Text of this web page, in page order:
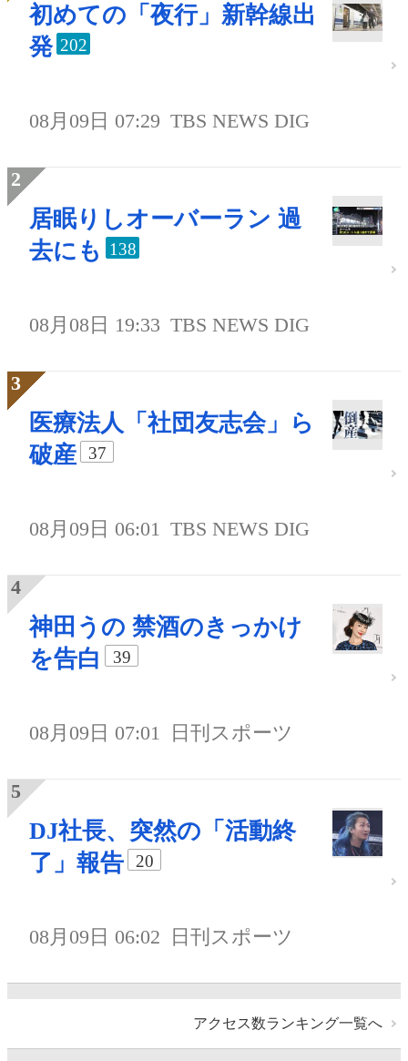
初めての「夜行」新幹線出
発 202
08月09日 07:29 TBS NEWS DIG
居眠りしオーバーラン 過
去にも
138
08月08日 19:33 TBS NEWS DIG
医療法人「社団友志会」ら
破産
37
08月09日 06:01 TBS NEWS DIG
神田うの 禁酒のきっかけ
を告白
39
08月09日 07:01 日刊スポーツ
DJ社長、突然の「活動終
了」報告
20
08月09日 06:02 日刊スポーツ
アクセス数ランキング一覧へ